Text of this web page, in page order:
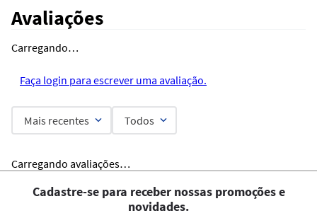
Avaliações
Carregando…
Faça login para escrever uma avaliação.
Mais recentes Todos
Carregando avaliações…
Cadastre-se para receber nossas promoções e
novidades.